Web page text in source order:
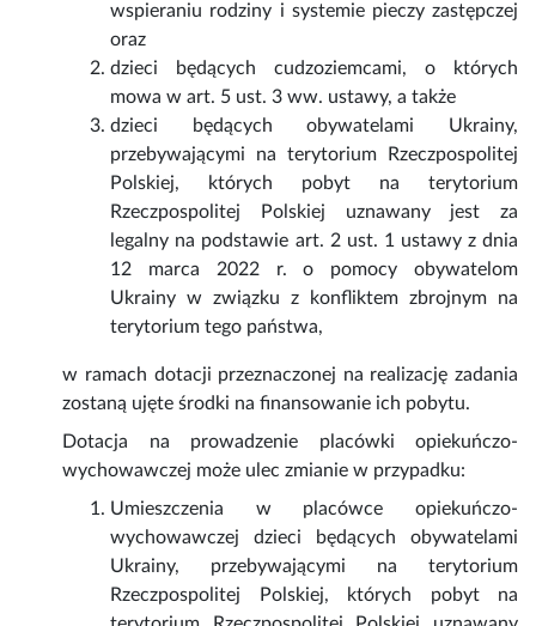
wspieraniu rodziny i systemie pieczy zastępczej
oraz
dzieci będących cudzoziemcami, o których
mowa w art. 5 ust. 3 ww. ustawy, a także
dzieci będących obywatelami Ukrainy,
przebywającymi na terytorium Rzeczpospolitej
Polskiej, których pobyt na terytorium
Rzeczpospolitej Polskiej uznawany jest za
legalny na podstawie art. 2 ust. 1 ustawy z dnia
12 marca 2022 r. o pomocy obywatelom
Ukrainy w związku z konfliktem zbrojnym na
terytorium tego państwa,
w ramach dotacji przeznaczonej na realizację zadania
zostaną ujęte środki na finansowanie ich pobytu.
Dotacja na prowadzenie placówki opiekuńczo-
wychowawczej może ulec zmianie w przypadku:
Umieszczenia w placówce opiekuńczo-
wychowawczej dzieci będących obywatelami
Ukrainy, przebywającymi na terytorium
Rzeczpospolitej Polskiej, których pobyt na